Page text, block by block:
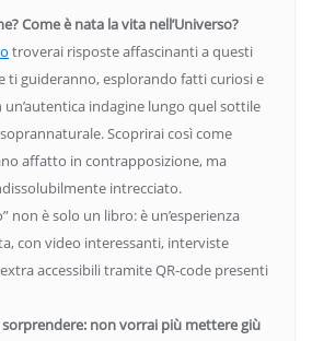
Come è nata la vita nell’Universo?
troverai risposte affascinanti a questi
ti guideranno, esplorando fatti curiosi e
indagine lungo quel sottile
Scoprirai così come
affatto in contrapposizione, ma
intrecciato.
non è solo un libro: è un’esperienza
con video interessanti, interviste
accessibili tramite QR-code presenti
sorprendere: non vorrai più mettere giù